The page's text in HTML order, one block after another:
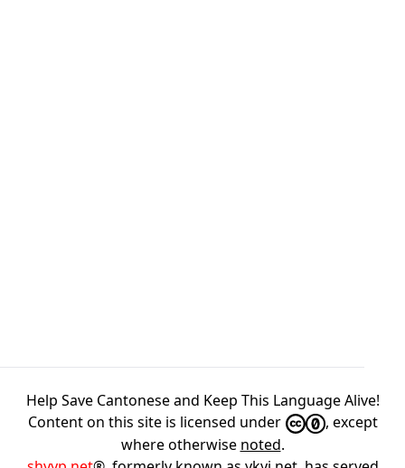
Help Save Cantonese and Keep This Language Alive!
Content on this site is licensed under
, except
where otherwise noted.